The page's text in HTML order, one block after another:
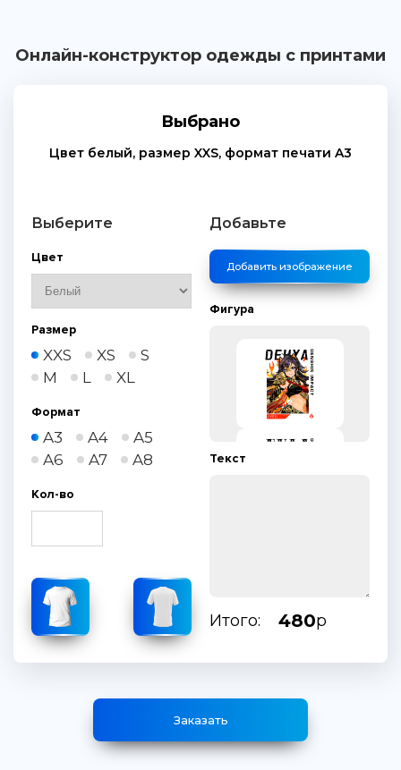
Онлайн-конструктор одежды с принтами
Выбрано
Цвет белый, размер XXS, формат печати A3
Выберите
Цвет
Размер
XXS XS
S
M
L XL
Формат
A3 A4
A5
A6
A7 A8
Кол-во
Добавьте
Добавить изображение
Фигура
Текст
Итого: 480р